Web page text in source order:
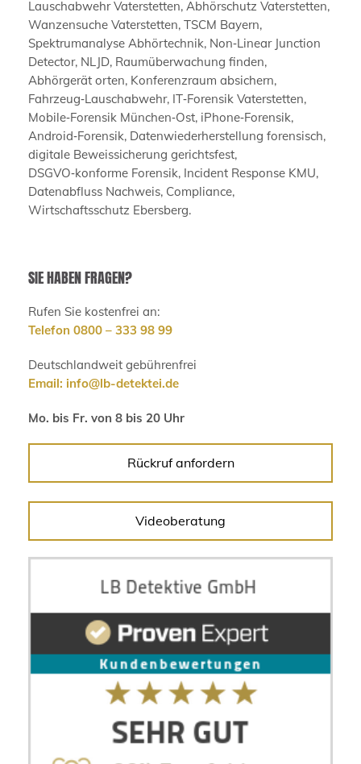
Lauschabwehr Vaterstetten, Abhörschutz Vaterstetten,
Wanzensuche Vaterstetten, TSCM Bayern,
Spektrumanalyse Abhörtechnik, Non‑Linear Junction
Detector, NLJD, Raumüberwachung finden,
Abhörgerät orten, Konferenzraum absichern,
Fahrzeug‑Lauschabwehr, IT‑Forensik Vaterstetten,
Mobile‑Forensik München‑Ost, iPhone‑Forensik,
Android‑Forensik, Datenwiederherstellung forensisch,
digitale Beweissicherung gerichtsfest,
DSGVO‑konforme Forensik, Incident Response KMU,
Datenabfluss Nachweis, Compliance,
Wirtschaftsschutz Ebersberg.
SIE HABEN FRAGEN?
Rufen Sie kostenfrei an:
Telefon 0800 – 333 98 99
Deutschlandweit gebührenfrei
Email: info@lb-detektei.de
Mo. bis Fr. von 8 bis 20 Uhr
Rückruf anfordern
Videoberatung